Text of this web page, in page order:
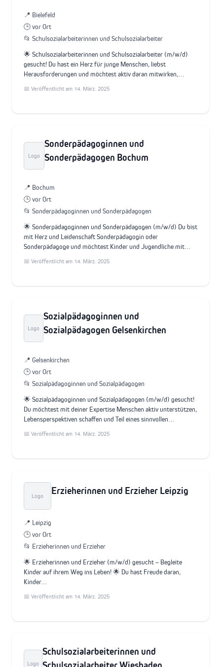
📍 Bielefeld
🕒 vor Ort
📂 Schulsozialarbeiterinnen und Schulsozialarbeiter
🌟 Schulsozialarbeiterinnen und Schulsozialarbeiter (m/w/d)
gesucht! Du hast ein Herz für junge Menschen, liebst
Herausforderungen und möchtest aktiv daran mitwirken,…
📅 Veröffentlicht am 14. März. 2025
Logo
Sonderpädagoginnen und
Sonderpädagogen Bochum
📍 Bochum
🕒 vor Ort
📂 Sonderpädagoginnen und Sonderpädagogen
🌟 Sonderpädagoginnen und Sonderpädagogen (m/w/d) Du bist
mit Herz und Leidenschaft Sonderpädagogin oder
Sonderpädagoge und möchtest Kinder und Jugendliche mit…
📅 Veröffentlicht am 14. März. 2025
Logo
Sozialpädagoginnen und
Sozialpädagogen Gelsenkirchen
📍 Gelsenkirchen
🕒 vor Ort
📂 Sozialpädagoginnen und Sozialpädagogen
🌟 Sozialpädagoginnen und Sozialpädagogen (m/w/d) gesucht!
Du möchtest mit deiner Expertise Menschen aktiv unterstützen,
Lebensperspektiven schaffen und Teil eines sinnvollen…
📅 Veröffentlicht am 14. März. 2025
Logo Erzieherinnen und Erzieher Leipzig
📍 Leipzig
🕒 vor Ort
📂 Erzieherinnen und Erzieher
🌟 Erzieherinnen und Erzieher (m/w/d) gesucht – Begleite
Kinder auf ihrem Weg ins Leben! 🌟 Du hast Freude daran,
Kinder…
📅 Veröffentlicht am 14. März. 2025
Logo
Schulsozialarbeiterinnen und